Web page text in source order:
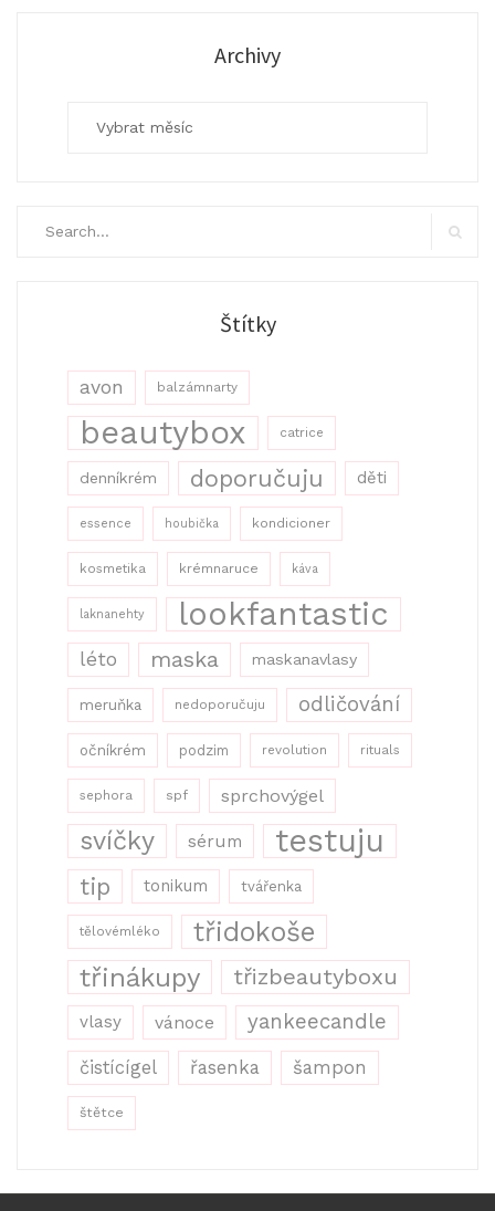
Archivy
Štítky
avon balzámnarty
beautybox catrice
denníkrém doporučuju děti
essence houbička kondicioner
kosmetika krémnaruce káva
laknanehty lookfantastic
léto maska maskanavlasy
meruňka nedoporučuju odličování
očníkrém podzim revolution rituals
sephora spf sprchovýgel
svíčky sérum testuju
tip tonikum tvářenka
tělovémléko
třidokoše
třinákupy
třizbeautyboxu
vlasy vánoce yankeecandle
čistícígel řasenka šampon
štětce